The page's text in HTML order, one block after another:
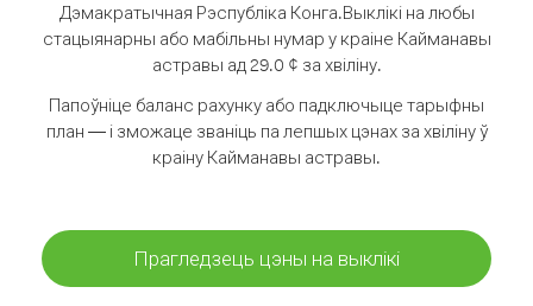
Дэмакратычная Рэспубліка Конга.Выклікі на любы
стацыянарны або мабільны нумар у краіне Кайманавы
астравы ад 29.0 ¢ за хвіліну.
Папоўніце баланс рахунку або падключыце тарыфны
план — і зможаце званіць па лепшых цэнах за хвіліну ў
краіну Кайманавы астравы.
Прагледзець цэны на выклікі